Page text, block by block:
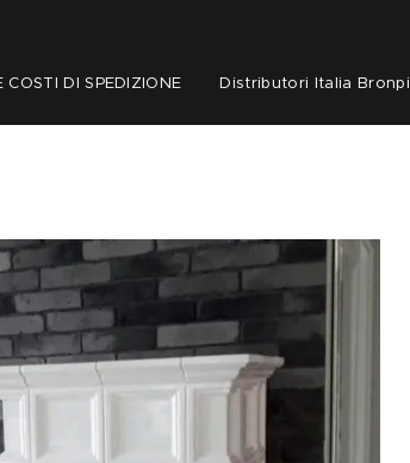
DI SPEDIZIONE Distributori Italia Bronpi